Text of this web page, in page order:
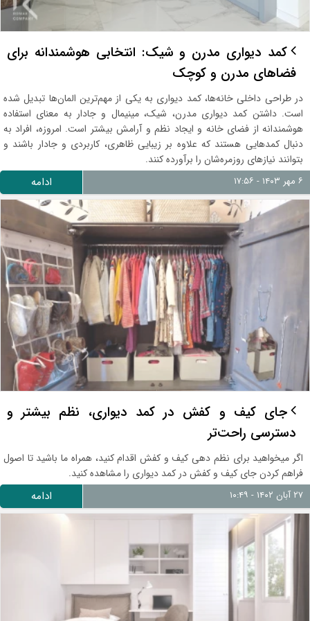
کمد دیواری مدرن و شیک: انتخابی هوشمندانه برای
فضاهای مدرن و کوچک
در طراحی داخلی خانه‌ها، کمد دیواری به یکی از مهم‌ترین المان‌ها تبدیل شده
است. داشتن کمد دیواری مدرن، شیک، مینیمال و جادار به معنای استفاده
هوشمندانه از فضای خانه و ایجاد نظم و آرامش بیشتر است. امروزه، افراد به
دنبال کمدهایی هستند که علاوه بر زیبایی ظاهری، کاربردی و جادار باشند و
بتوانند نیازهای روزمره‌شان را برآورده کنند.
ادامه
جای کیف و کفش در کمد دیواری، نظم بیشتر و
دسترسی راحت‌تر
اگر میخواهید برای نظم دهی کیف و کفش اقدام کنید، همراه ما باشید تا اصول
فراهم کردن جای کیف و کفش در کمد دیواری را مشاهده کنید.
۲۷ آبان ۱۴۰۲ - ۱۰:۴۹ ادامه